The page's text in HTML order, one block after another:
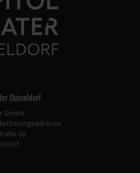
Düsseldorf
GmbH
30